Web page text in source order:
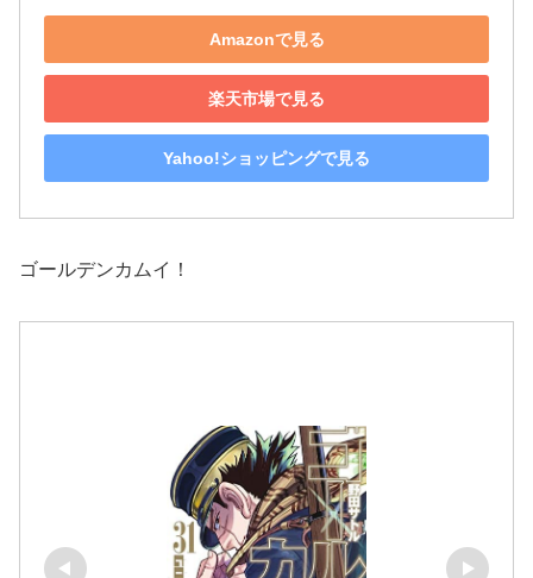
Amazonで見る
楽天市場で見る
Yahoo!ショッピングで見る
ゴールデンカムイ！